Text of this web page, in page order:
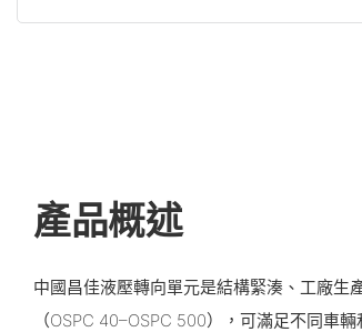
產品概述
中國昌佳液壓轉向單元是結構緊湊、工廠生
（OSPC 40–OSPC 500），可滿足不同車